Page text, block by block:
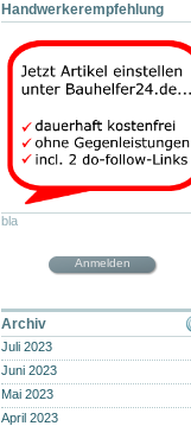
Handwerkerempfehlung
bla
Anmelden
Archiv
Juli 2023
Juni 2023
Mai 2023
April 2023